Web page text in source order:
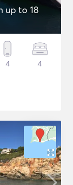
up to 18
4 4